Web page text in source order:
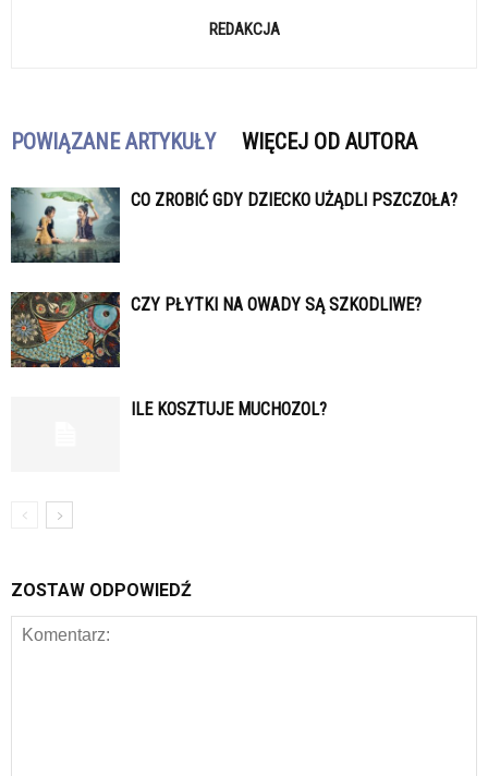
REDAKCJA
POWIĄZANE ARTYKUŁY WIĘCEJ OD AUTORA
CO ZROBIĆ GDY DZIECKO UŻĄDLI PSZCZOŁA?
CZY PŁYTKI NA OWADY SĄ SZKODLIWE?
ILE KOSZTUJE MUCHOZOL?
ZOSTAW ODPOWIEDŹ